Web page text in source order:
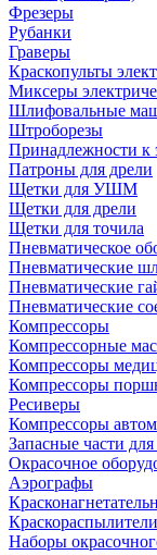
Фрезеры
Рубанки
Граверы
Краскопульты
Миксеры
Шлифовальные
Штроборезы
Принадлежности к
Патроны для дрели
Щетки для УШМ
Щетки для дрели
Щетки для точила
Пневматическое
Пневматические
Пневматические
Пневматические
Компрессоры
Компрессорные
Компрессоры
Компрессоры
Ресиверы
Компрессоры
Запасные части
Окрасочное
Аэрографы
Краскораспылители
Наборы